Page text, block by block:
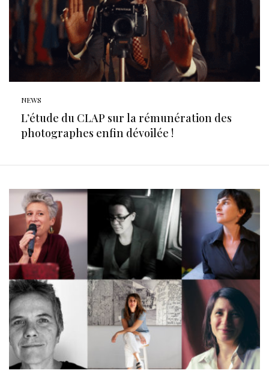
NEWS
L’étude du CLAP sur la rémunération des
photographes enfin dévoilée !